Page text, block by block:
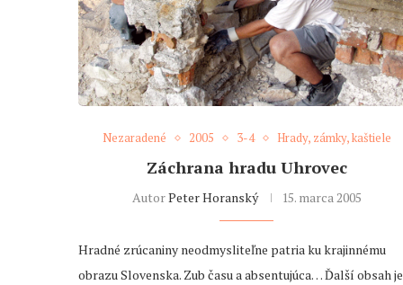
Nezaradené 2005 3-4 Hrady, zámky, kaštiele
Záchrana hradu Uhrovec
AutorPeter Horanský 15. marca 2005
Hradné zrúcaniny neodmysliteľne patria ku krajinnému
obrazu Slovenska. Zub času a absentujúca… Ďalší obsah je